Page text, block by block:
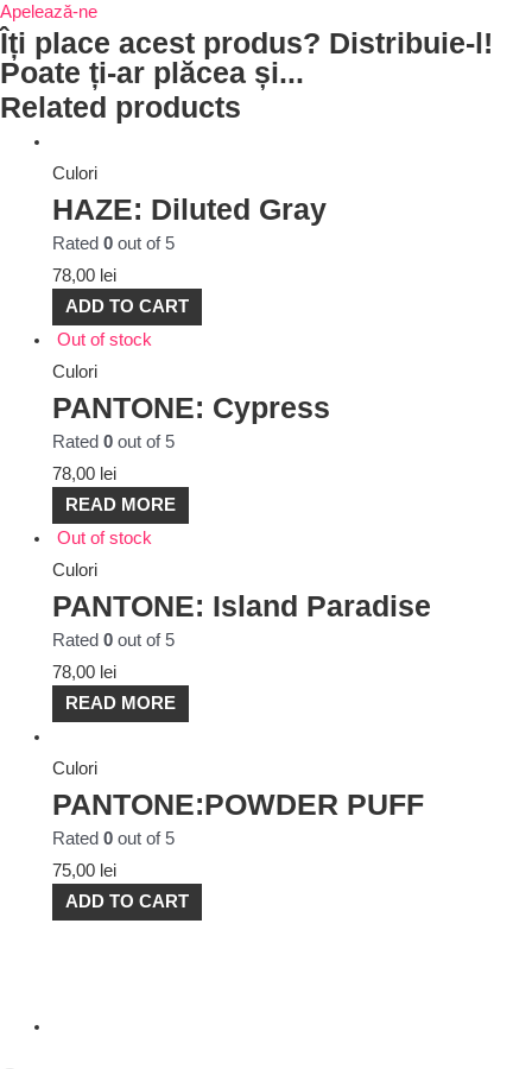
Apelează-ne
Îți place acest produs? Distribuie-l!
Poate ți-ar plăcea și...
Related products
Culori
HAZE: Diluted Gray
Rated 0out of 5
78,00 lei
ADD TO CART
Out of stock
Culori
PANTONE: Cypress
Rated 0out of 5
78,00 lei
READ MORE
Out of stock
Culori
PANTONE: Island Paradise
Rated 0out of 5
78,00 lei
READ MORE
Culori
PANTONE:POWDER PUFF
Rated 0out of 5
75,00 lei
ADD TO CART